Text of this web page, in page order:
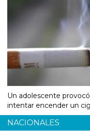
Un adolescente
intentar encender un
NACIONALES